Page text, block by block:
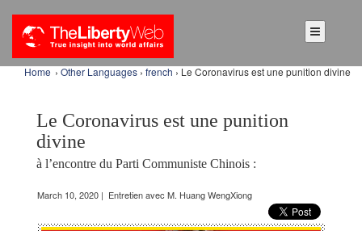
Home › Other Languages › french › Le Coronavirus est une punition divine
Le Coronavirus est une punition
divine
à l’encontre du Parti Communiste Chinois :
March 10, 2020 | Entretien avec M. Huang WengXiong